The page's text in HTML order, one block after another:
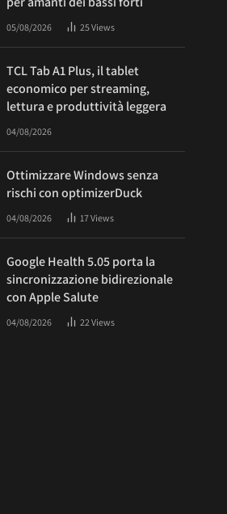
05/08/2026 25Views
TCL Tab A1 Plus, il tablet
economico per streaming,
lettura e produttività leggera
04/08/2026
Ottimizzare Windows senza
rischi con optimizerDuck
04/08/2026 17Views
Google Health 5.05 porta la
sincronizzazione bidirezionale
con Apple Salute
04/08/2026 22Views